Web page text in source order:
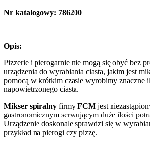
Nr katalogowy: 786200
Opis:
Pizzerie i pierogarnie nie mogą się obyć bez
urządzenia do wyrabiania ciasta, jakim jest
pomocą w krótkim czasie wyrobimy znaczne
napowietrzonego ciasta.
Mikser spiralny firmy FCM jest
gastronomicznym serwującym duże ilości
Urządzenie doskonale sprawdzi się w
przykład na pierogi czy pizzę.